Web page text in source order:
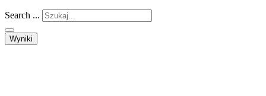
Search ...
Wyniki